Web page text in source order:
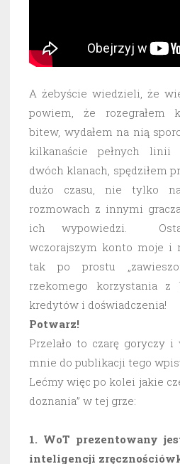
A żebyście wiedzieli, że
powiem, że rozegrałem
bitew, wydałem na nią
kilkanaście pełnych linii
dwóch klanach, spędziłem
dużo czasu, nie tylko
rozmowach z innymi
ich wypowiedzi.
wczorajszym konto moje i
tak po prostu
rzekomego korzystania
kredytów i doświadczenia!
Potwarz!
Przelało to czarę goryczy i
mnie do publikacji tego
Lećmy więc po kolei jakie
doznania” w tej grze:
1. WoT prezentowany
inteligencji